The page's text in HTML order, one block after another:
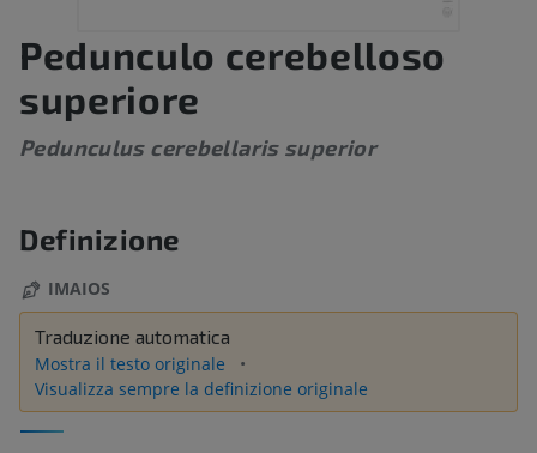
Pedunculo cerebelloso
superiore
Pedunculus cerebellaris superior
Definizione
IMAIOS
Traduzione automatica
Mostra il testo originale
Visualizza sempre la definizione originale